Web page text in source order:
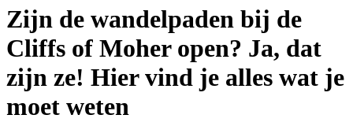
Zijn de wandelpaden bij de
Cliffs of Moher open? Ja, dat
zijn ze! Hier vind je alles wat je
moet weten